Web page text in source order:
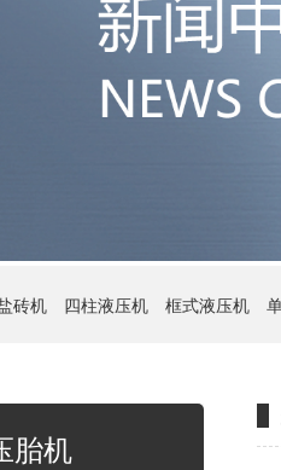
砖机 四柱液压机 框式液压机
胎机